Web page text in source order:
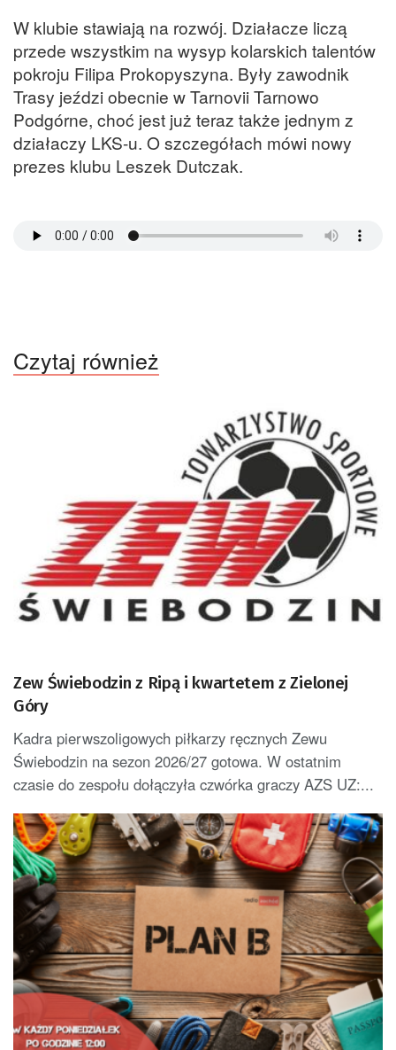
W klubie stawiają na rozwój. Działacze liczą
przede wszystkim na wysyp kolarskich talentów
pokroju Filipa Prokopyszyna. Były zawodnik
Trasy jeździ obecnie w Tarnovii Tarnowo
Podgórne, choć jest już teraz także jednym z
działaczy LKS-u. O szczegółach mówi nowy
prezes klubu Leszek Dutczak.
Czytaj również
Zew Świebodzin z Ripą i kwartetem z Zielonej
Góry
Kadra pierwszoligowych piłkarzy ręcznych Zewu
Świebodzin na sezon 2026/27 gotowa. W ostatnim
czasie do zespołu dołączyła czwórka graczy AZS UZ:...